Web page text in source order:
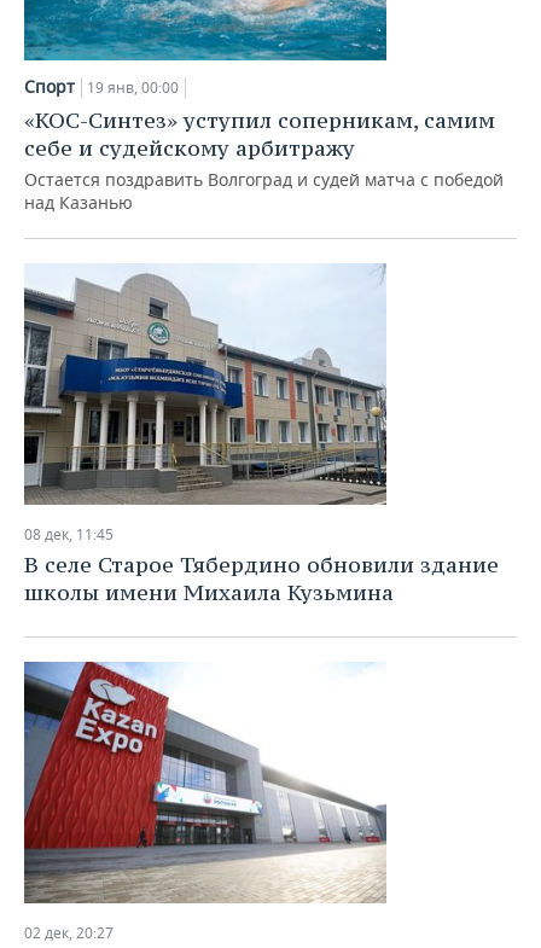
Спорт 19 янв, 00:00
«КОС-Синтез» уступил соперникам, самим
себе и судейскому арбитражу
Остается поздравить Волгоград и судей матча с победой
над Казанью
08 дек, 11:45
В селе Старое Тябердино обновили здание
школы имени Михаила Кузьмина
02 дек, 20:27